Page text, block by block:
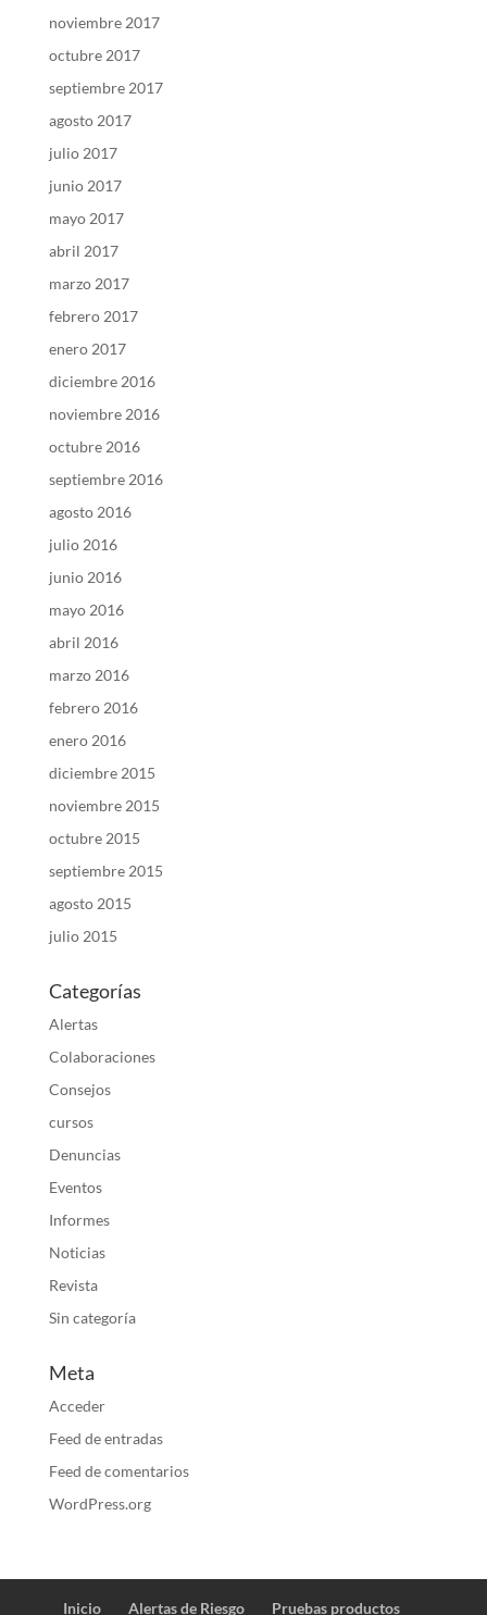
noviembre 2017
octubre 2017
septiembre 2017
agosto 2017
julio 2017
junio 2017
mayo 2017
abril 2017
marzo 2017
febrero 2017
enero 2017
diciembre 2016
noviembre 2016
octubre 2016
septiembre 2016
agosto 2016
julio 2016
junio 2016
mayo 2016
abril 2016
marzo 2016
febrero 2016
enero 2016
diciembre 2015
noviembre 2015
octubre 2015
septiembre 2015
agosto 2015
julio 2015
Categorías
Alertas
Colaboraciones
Consejos
cursos
Denuncias
Eventos
Informes
Noticias
Revista
Sin categoría
Meta
Acceder
Feed de entradas
Feed de comentarios
WordPress.org
Inicio Alertas de Riesgo Pruebas productos